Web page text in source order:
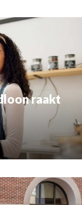
raakt